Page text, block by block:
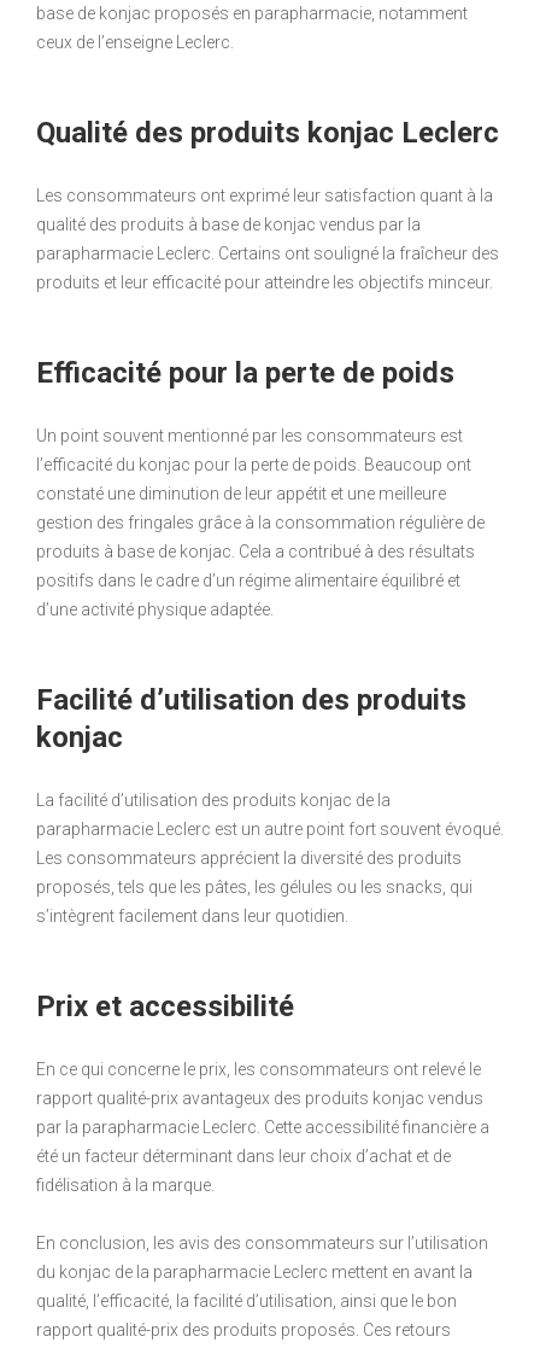
base de konjac proposés en parapharmacie, notamment
ceux de l’enseigne Leclerc.
Qualité des produits konjac Leclerc
Les consommateurs ont exprimé leur satisfaction quant à la
qualité des produits à base de konjac vendus par la
parapharmacie Leclerc. Certains ont souligné la fraîcheur des
produits et leur efficacité pour atteindre les objectifs minceur.
Efficacité pour la perte de poids
Un point souvent mentionné par les consommateurs est
l’efficacité du konjac pour la perte de poids. Beaucoup ont
constaté une diminution de leur appétit et une meilleure
gestion des fringales grâce à la consommation régulière de
produits à base de konjac. Cela a contribué à des résultats
positifs dans le cadre d’un régime alimentaire équilibré et
d’une activité physique adaptée.
Facilité d’utilisation des produits
konjac
La facilité d’utilisation des produits konjac de la
parapharmacie Leclerc est un autre point fort souvent évoqué.
Les consommateurs apprécient la diversité des produits
proposés, tels que les pâtes, les gélules ou les snacks, qui
s’intègrent facilement dans leur quotidien.
Prix et accessibilité
En ce qui concerne le prix, les consommateurs ont relevé le
rapport qualité-prix avantageux des produits konjac vendus
par la parapharmacie Leclerc. Cette accessibilité financière a
été un facteur déterminant dans leur choix d’achat et de
fidélisation à la marque.
En conclusion, les avis des consommateurs sur l’utilisation
du konjac de la parapharmacie Leclerc mettent en avant la
qualité, l’efficacité, la facilité d’utilisation, ainsi que le bon
rapport qualité-prix des produits proposés. Ces retours